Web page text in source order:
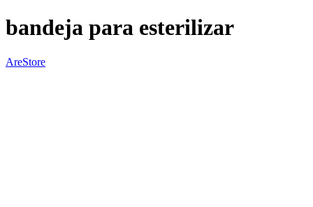
bandeja para esterilizar
AreStore